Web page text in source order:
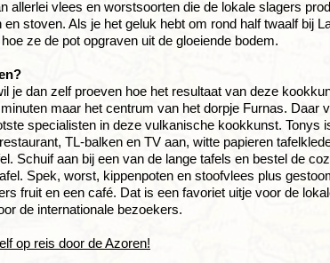
allerlei vlees en worstsoorten die de lokale slagers
en stoven. Als je het geluk hebt om rond half twaalf bij
ze de pot opgraven uit de gloeiende bodem.
je dan zelf proeven hoe het resultaat van deze
maar het centrum van het dorpje Furnas. Daar
specialisten in deze vulkanische kookkunst. Tonys
TL-balken en TV aan, witte papieren
Schuif aan bij een van de lange tafels en bestel de
Spek, worst, kippenpoten en stoofvlees plus
fruit en een café. Dat is een favoriet uitje voor de
de internationale bezoekers.
op reis door de Azoren!